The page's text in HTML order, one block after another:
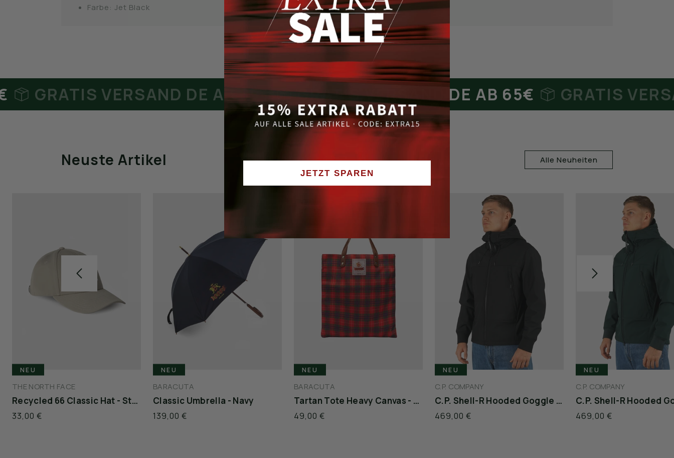
Farbe: Jet Black
VERSAND DE AB 65€ GRATIS VERSAND DE AB 65€ GRATIS VERSAND
Neuste Artikel Alle Neuheiten
NEU
THE NORTH FACE
Recycled 66 Classic Hat - Stone
33,00 €
NEU
BARACUTA
Classic Umbrella - Navy
139,00 €
NEU
BARACUTA
Tartan Tote Heavy Canvas - Red Fraser Tartan
49,00 €
NEU
C.P. COMPANY
C.P. Shell-R Hooded Goggle Jacket - Black
469,00 €
NEU
C.P. COMPANY
469,00 €
JETZT SPAREN